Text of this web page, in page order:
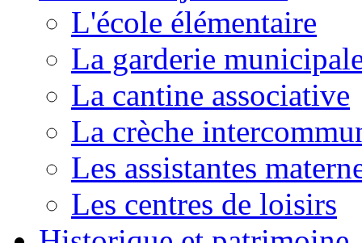
L'école élémentaire
La garderie
La cantine associative
La crèche
Les assistantes
Les centres de loisirs